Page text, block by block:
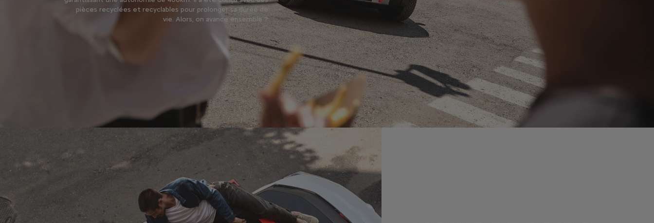
pièces recyclées et recyclables pour prolonger sa durée de
vie. Alors, on avance ensemble ?